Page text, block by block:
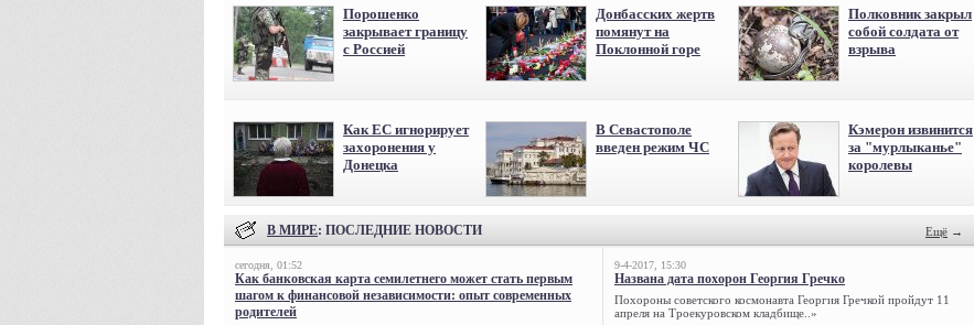
Порошенко
закрывает границу
с Россией
Донбасских жертв
помянут на
Поклонной горе
Полковник закрыл
собой солдата от
взрыва
Как ЕС игнорирует
захоронения у
Донецка
В Севастополе
введен режим ЧС
Кэмерон извинится
за "мурлыканье"
королевы
В МИРЕ: ПОСЛЕДНИЕ НОВОСТИ Ещё →
сегодня, 01:52
Как банковская карта семилетнего может стать первым
шагом к финансовой независимости: опыт современных
родителей
9-4-2017, 15:30
Названа дата похорон Георгия Гречко
Похороны советского космонавта Георгия Гречкой пройдут 11
апреля на Троекуровском кладбище..»